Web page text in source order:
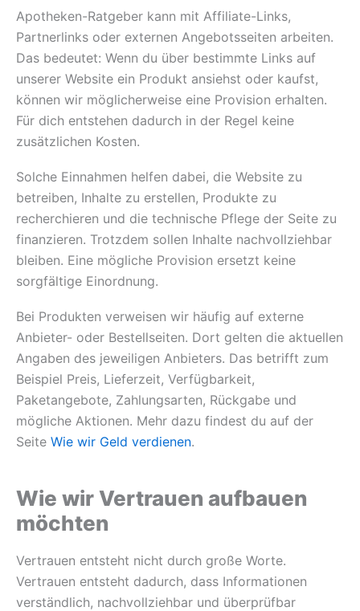
Apotheken-Ratgeber kann mit Affiliate-Links,
Partnerlinks oder externen Angebotsseiten arbeiten.
Das bedeutet: Wenn du über bestimmte Links auf
unserer Website ein Produkt ansiehst oder kaufst,
können wir möglicherweise eine Provision erhalten.
Für dich entstehen dadurch in der Regel keine
zusätzlichen Kosten.
Solche Einnahmen helfen dabei, die Website zu
betreiben, Inhalte zu erstellen, Produkte zu
recherchieren und die technische Pflege der Seite zu
finanzieren. Trotzdem sollen Inhalte nachvollziehbar
bleiben. Eine mögliche Provision ersetzt keine
sorgfältige Einordnung.
Bei Produkten verweisen wir häufig auf externe
Anbieter- oder Bestellseiten. Dort gelten die aktuellen
Angaben des jeweiligen Anbieters. Das betrifft zum
Beispiel Preis, Lieferzeit, Verfügbarkeit,
Paketangebote, Zahlungsarten, Rückgabe und
mögliche Aktionen. Mehr dazu findest du auf der
Seite Wie wir Geld verdienen.
Wie wir Vertrauen aufbauen
möchten
Vertrauen entsteht nicht durch große Worte.
Vertrauen entsteht dadurch, dass Informationen
verständlich, nachvollziehbar und überprüfbar